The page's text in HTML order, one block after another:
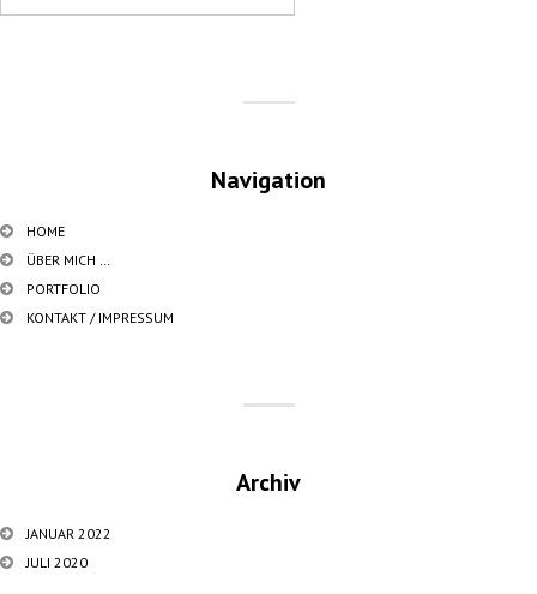
Navigation
HOME
ÜBER MICH …
PORTFOLIO
KONTAKT / IMPRESSUM
Archiv
JANUAR 2022
JULI 2020